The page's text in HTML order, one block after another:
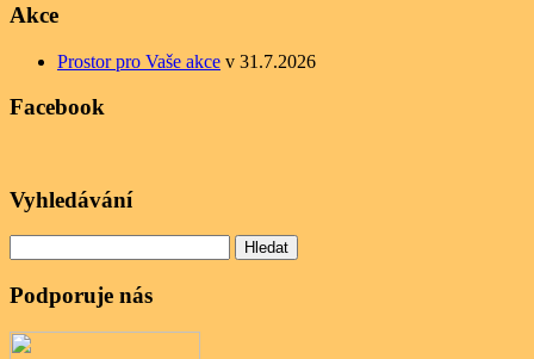
Akce
Prostor pro Vaše akce v 31.7.2026
Facebook
Vyhledávání
Podporuje nás